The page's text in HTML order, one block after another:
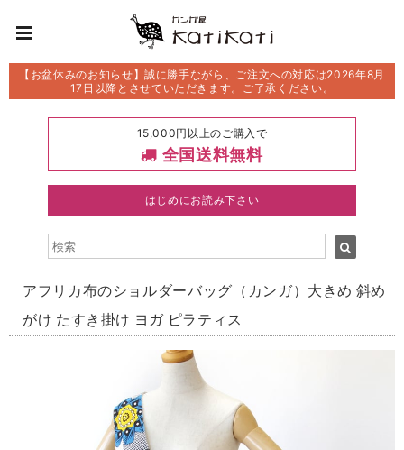
【お盆休みのお知らせ】誠に勝手ながら、ご注文への対応は2026年8月
17日以降とさせていただきます。ご了承ください。
15,000円以上のご購入で
全国送料無料
はじめにお読み下さい
アフリカ布のショルダーバッグ（カンガ）大きめ 斜め
がけ たすき掛け ヨガ ピラティス